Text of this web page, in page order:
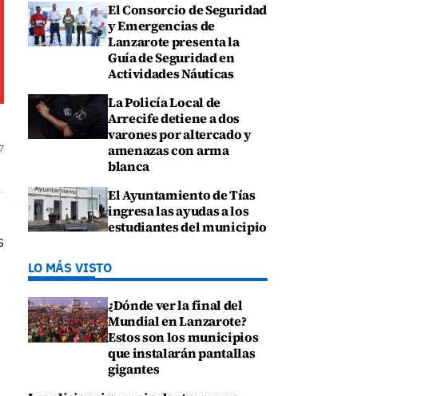
El Consorcio de Seguridad
y Emergencias de
Lanzarote presenta la
Guía de Seguridad en
Actividades Náuticas
La Policía Local de
Arrecife detiene a dos
varones por altercado y
amenazas con arma
blanca
El Ayuntamiento de Tías
ingresa las ayudas a los
estudiantes del municipio
LO MÁS VISTO
¿Dónde ver la final del
Mundial en Lanzarote?
Estos son los municipios
que instalarán pantallas
gigantes